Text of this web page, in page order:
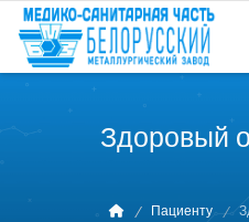
Здоровый
Пациенту